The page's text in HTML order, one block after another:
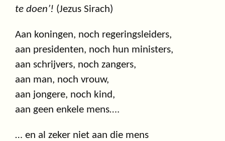
te doen’! (Jezus Sirach)
Aan koningen, noch regeringsleiders,
aan presidenten, noch hun ministers,
aan schrijvers, noch zangers,
aan man, noch vrouw,
aan jongere, noch kind,
aan geen enkele mens….
… en al zeker niet aan die mens